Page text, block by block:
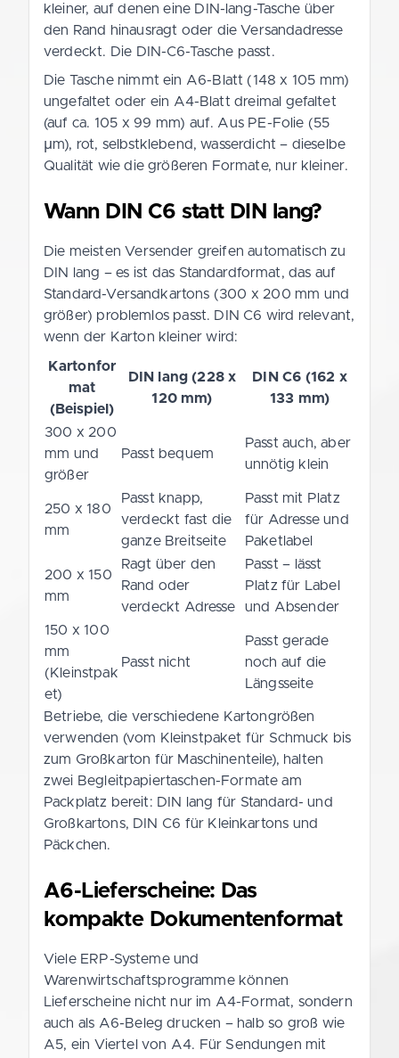
kleiner, auf denen eine DIN-lang-Tasche über
den Rand hinausragt oder die Versandadresse
verdeckt. Die DIN-C6-Tasche passt.
Die Tasche nimmt ein A6-Blatt (148 x 105 mm)
ungefaltet oder ein A4-Blatt dreimal gefaltet
(auf ca. 105 x 99 mm) auf. Aus PE-Folie (55
µm), rot, selbstklebend, wasserdicht – dieselbe
Qualität wie die größeren Formate, nur kleiner.
Wann DIN C6 statt DIN lang?
Die meisten Versender greifen automatisch zu
DIN lang – es ist das Standardformat, das auf
Standard-Versandkartons (300 x 200 mm und
größer) problemlos passt. DIN C6 wird relevant,
wenn der Karton kleiner wird:
Kartonfor
mat
(Beispiel)
DIN lang (228 x
120 mm)
DIN C6 (162 x
133 mm)
300 x 200
mm und
größer
Passt bequem
Passt auch, aber
unnötig klein
250 x 180
mm
Passt knapp,
verdeckt fast die
ganze Breitseite
Passt mit Platz
für Adresse und
Paketlabel
200 x 150
mm
Ragt über den
Rand oder
verdeckt Adresse
Passt – lässt
Platz für Label
und Absender
150 x 100
mm
(Kleinstpak
et)
Passt nicht
Passt gerade
noch auf die
Längsseite
Betriebe, die verschiedene Kartongrößen
verwenden (vom Kleinstpaket für Schmuck bis
zum Großkarton für Maschinenteile), halten
zwei Begleitpapiertaschen-Formate am
Packplatz bereit: DIN lang für Standard- und
Großkartons, DIN C6 für Kleinkartons und
Päckchen.
A6-Lieferscheine: Das
kompakte Dokumentenformat
Viele ERP-Systeme und
Warenwirtschaftsprogramme können
Lieferscheine nicht nur im A4-Format, sondern
auch als A6-Beleg drucken – halb so groß wie
A5, ein Viertel von A4. Für Sendungen mit